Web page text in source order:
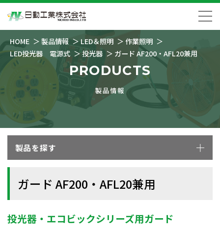
HOME 製品情報 LED＆照明
作業照明
LED投光器 電源式
投光器 ガード AF200・AFL20兼用
PRODUCTS
製品情報
製品を探す
ガード AF200・AFL20兼用
投光器・エコビックシリーズ用ガード